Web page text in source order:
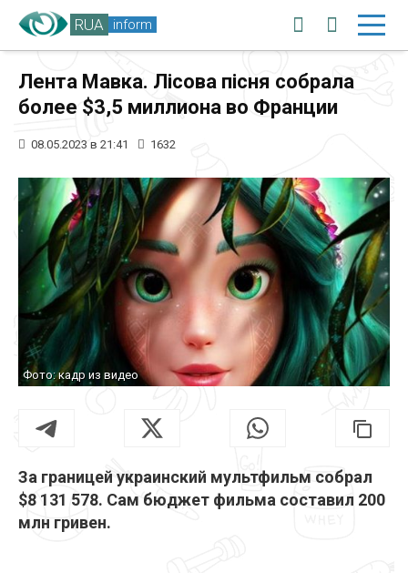
RUA inform
Лента Мавка. Лісова пісня собрала
более $3,5 миллиона во Франции
08.05.2023 в 21:41 1632
Фото: кадр из видео
За границей украинский мультфильм собрал
$8 131 578. Сам бюджет фильма составил 200
млн гривен.